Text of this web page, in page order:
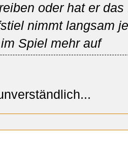
oder hat er
nimmt langsam
Spiel mehr auf